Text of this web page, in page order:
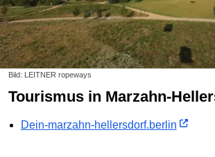
Bild: LEITNER ropeways
Tourismus in Marzahn-
Dein-marzahn-hellersdorf.berlin